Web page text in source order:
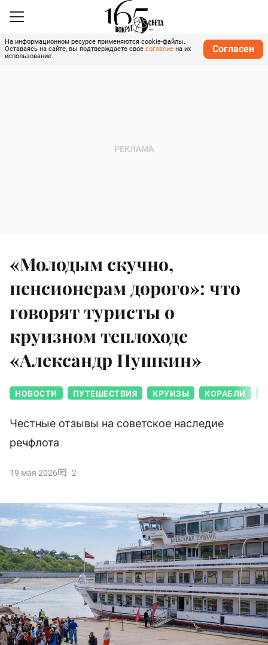
На информационном ресурсе применяются cookie-файлы.
Оставаясь на сайте, вы подтверждаете свое согласие на их
использование.
Согласен
«Молодым скучно,
пенсионерам дорого»: что
говорят туристы о
круизном теплоходе
«Александр Пушкин»
НОВОСТИ ПУТЕШЕСТВИЯ КРУИЗЫ КОРАБЛИ
Честные отзывы на советское наследие
речфлота
19 мая 2026 2